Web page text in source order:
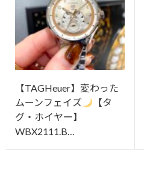
【TAGHeuer】変わった
ムーンフェイズ
【タ
グ・ホイヤー】
WBX2111.B…